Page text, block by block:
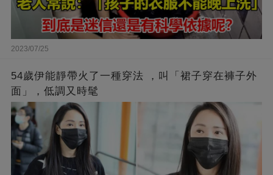
2023/07/25
54歲伊能靜帶火了一種穿法 ，叫「裙子穿在褲子外
面」，低調又時髦